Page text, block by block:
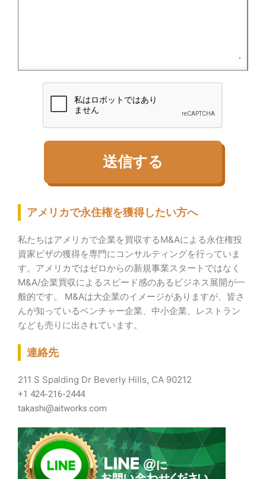
アメリカで永住権を獲得したい方へ
私たちはアメリカで企業を買収するM&Aによる永住権投
資家ビザの獲得を専門にコンサルティングを行っていま
す。 アメリカではゼロからの新規事業スタートではなく
M&A/企業買収によるスピード感のあるビジネス展開が一
般的です。 M&Aは大企業のイメージがありますが、皆さ
んが知っているベンチャー企業、中小企業、レストラン
なども売りに出されています。
連絡先
211 S Spalding Dr Beverly Hills, CA 90212
+1 424-216-2444
takashi@aitworks.com